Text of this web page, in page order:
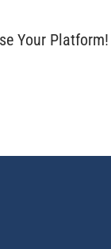
Your Platform!